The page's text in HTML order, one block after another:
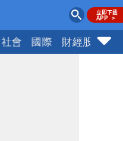
社會 國際 財經股市
海邊觀浪「4口